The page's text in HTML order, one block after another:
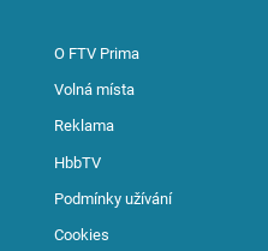
O FTV Prima
Volná místa
Reklama
HbbTV
Podmínky užívání
Cookies